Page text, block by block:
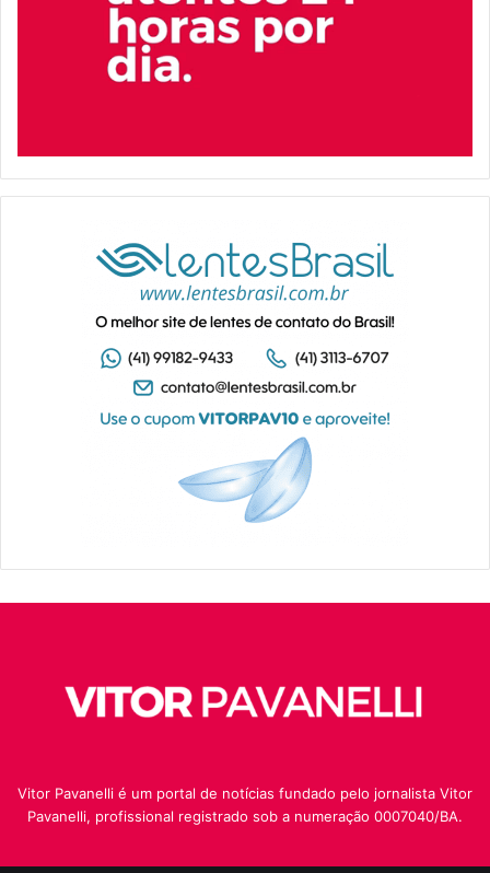
Vitor Pavanelli é um portal de notícias fundado pelo jornalista Vitor
Pavanelli, profissional registrado sob a numeração 0007040/BA.